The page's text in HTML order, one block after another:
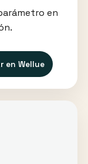
en
en Wellue